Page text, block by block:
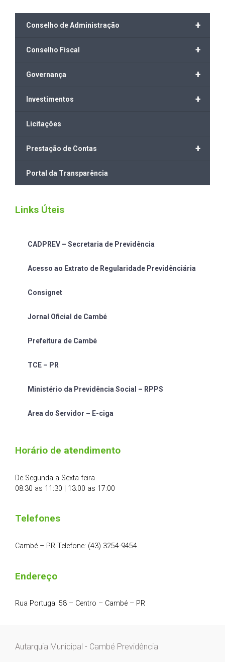
+
Conselho de Administração
+
Conselho Fiscal
+
Governança
+
Investimentos
Licitações
+
Prestação de Contas
Portal da Transparência
Links Úteis
CADPREV – Secretaria de Previdência
Acesso ao Extrato de Regularidade Previdênciária
Consignet
Jornal Oficial de Cambé
Prefeitura de Cambé
TCE – PR
Ministério da Previdência Social – RPPS
Area do Servidor – E-ciga
Horário de atendimento
De Segunda a Sexta feira
08:30 as 11:30 | 13:00 as 17:00
Telefones
Cambé – PR Telefone: (43) 3254-9454
Endereço
Rua Portugal 58 – Centro – Cambé – PR
Autarquia Municipal - Cambé Previdência